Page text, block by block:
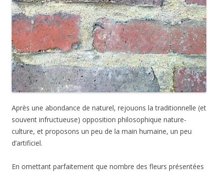
Après une abondance de naturel, rejouons la traditionnelle (et
souvent infructueuse) opposition philosophique nature-
culture, et proposons un peu de la main humaine, un peu
d’artificiel.
En omettant parfaitement que nombre des fleurs présentées